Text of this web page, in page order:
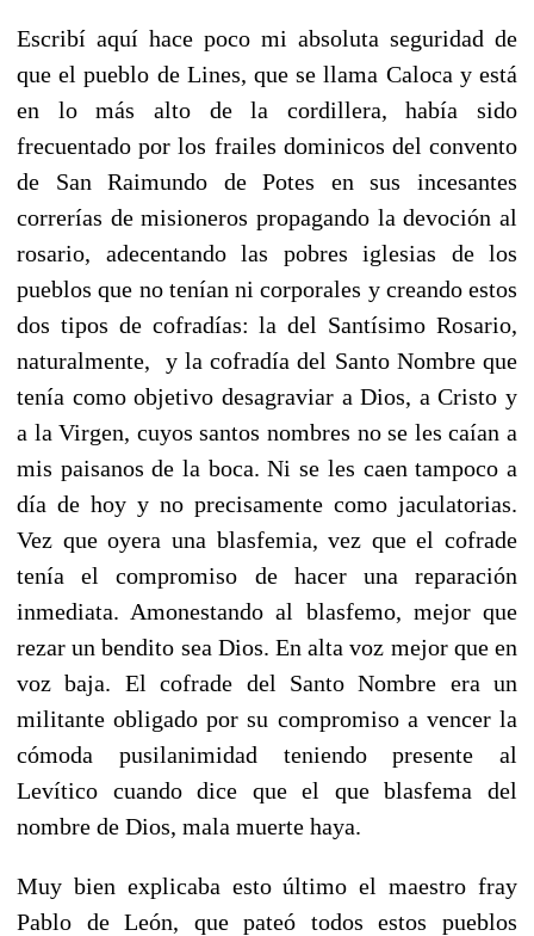
Escribí aquí hace poco mi absoluta seguridad de
que el pueblo de Lines, que se llama Caloca y está
en lo más alto de la cordillera, había sido
frecuentado por los frailes dominicos del convento
de San Raimundo de Potes en sus incesantes
correrías de misioneros propagando la devoción al
rosario, adecentando las pobres iglesias de los
pueblos que no tenían ni corporales y creando estos
dos tipos de cofradías: la del Santísimo Rosario,
naturalmente, y la cofradía del Santo Nombre que
tenía como objetivo desagraviar a Dios, a Cristo y
a la Virgen, cuyos santos nombres no se les caían a
mis paisanos de la boca. Ni se les caen tampoco a
día de hoy y no precisamente como jaculatorias.
Vez que oyera una blasfemia, vez que el cofrade
tenía el compromiso de hacer una reparación
inmediata. Amonestando al blasfemo, mejor que
rezar un bendito sea Dios. En alta voz mejor que en
voz baja. El cofrade del Santo Nombre era un
militante obligado por su compromiso a vencer la
cómoda pusilanimidad teniendo presente al
Levítico cuando dice que el que blasfema del
nombre de Dios, mala muerte haya.
Muy bien explicaba esto último el maestro fray
Pablo de León, que pateó todos estos pueblos